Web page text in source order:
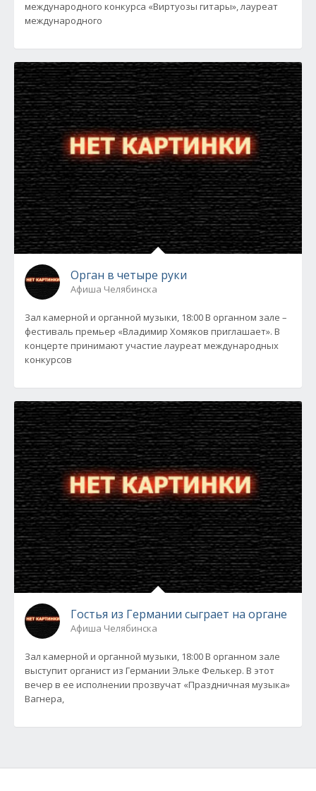
международного конкурса «Виртуозы гитары», лауреат
международного
Орган в четыре руки
Афиша Челябинска
Зал камерной и органной музыки, 18:00 В органном зале –
фестиваль премьер «Владимир Хомяков приглашает». В
концерте принимают участие лауреат международных
конкурсов
Гостья из Германии сыграет на органе
Афиша Челябинска
Зал камерной и органной музыки, 18:00 В органном зале
выступит органист из Германии Эльке Фелькер. В этот
вечер в ее исполнении прозвучат «Праздничная музыка»
Вагнера,